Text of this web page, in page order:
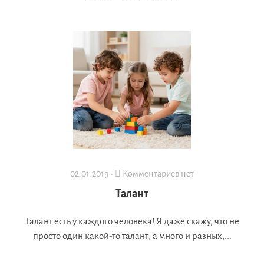
02.01.2019 · Комментариев нет
Талант
Талант есть у каждого человека! Я даже скажу, что не
просто один какой-то талант, а много и разных,...